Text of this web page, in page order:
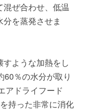
混ぜ合わせ、低温
を蒸発させま
ような加熱をし
60％の水分が取り
アドライフード
持った非常に消化